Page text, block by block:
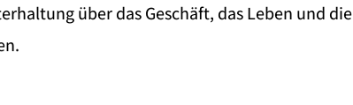
über das Geschäft, das Leben und